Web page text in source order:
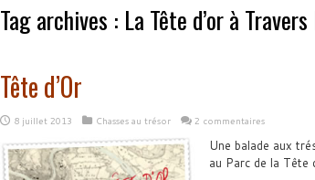
Tag archives : La Tête d’or à
Tête d’Or
8 juillet 2013 Chasses au trésor 2 commentaires
Une balade aux
au Parc de la Tête